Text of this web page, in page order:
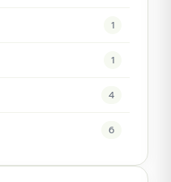
51
1
4
6